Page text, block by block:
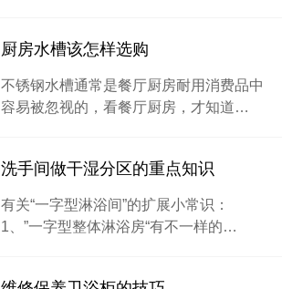
厨房水槽该怎样选购
不锈钢水槽通常是餐厅厨房耐用消费品中
容易被忽视的，看餐厅厨房，才知道…
洗手间做干湿分区的重点知识
有关“一字型淋浴间”的扩展小常识：
1、”一字型整体淋浴房“有不一样的…